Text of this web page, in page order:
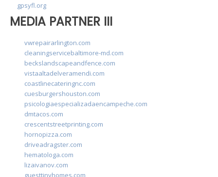
gpsyfl.org
MEDIA PARTNER III
vwrepairarlington.com
cleaningservicebaltimore-md.com
beckslandscapeandfence.com
vistaaltadelveramendi.com
coastlinecateringnc.com
cuesburgershouston.com
psicologiaespecializadaencampeche.com
dmtacos.com
crescentstreetprinting.com
hornopizza.com
driveadragster.com
hematologa.com
lizaivanov.com
guesttinyhomes.com